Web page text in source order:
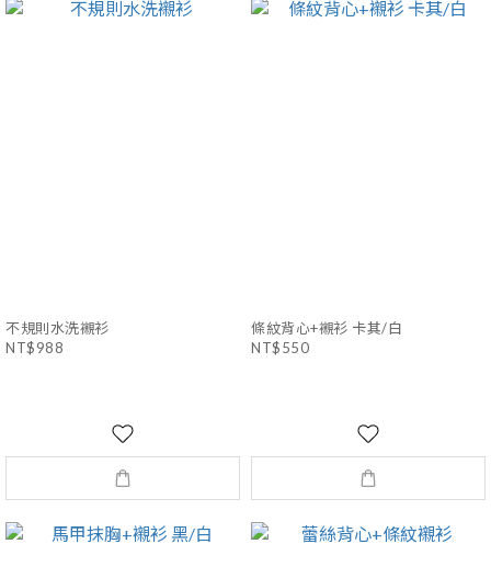
不規則水洗襯衫
NT$988
條紋背心+襯衫 卡其/白
NT$550